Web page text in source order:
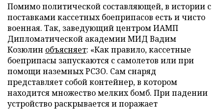
Помимо политической составляющей, в истории с
поставками кассетных боеприпасов есть и чисто
военная. Так, заведующий центром ИАМП
Дипломатической академии МИД Вадим
Козюлин объясняет: «Как правило, кассетные
боеприпасы запускаются с самолетов или при
помощи наземных РСЗО. Сам снаряд
представляет собой контейнер, в котором
находится множество мелких бомб. При падении
устройство раскрывается и поражает